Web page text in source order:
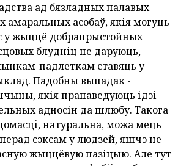
ад бязладных палавых
амаральных асобаў, якія могуць
у жыццё добрапрыстойных
блудніц не даруюць,
падлеткам ставяць у
Падобны выпадак -
якія прапаведуюць ідэі
адносін да шлюбу. Такога
натуральна, можа мець
сэксам у людзей, яшчэ не
жыццёвую пазіцыю. Але тут